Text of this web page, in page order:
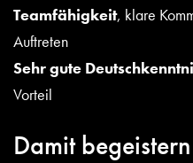
Teamfähigkeit, klare
Auftreten
Sehr gute
Vorteil
Damit